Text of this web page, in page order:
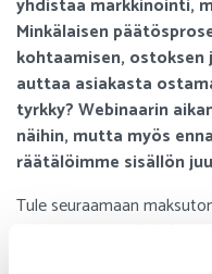
Minkälaisen
kohtaamisen, ostoksen
auttaa asiakasta
tyrkky? Webinaarin
näihin, mutta myös
räätälöimme sisällön
Tule seuraamaan
tallennelinkin, josta voi